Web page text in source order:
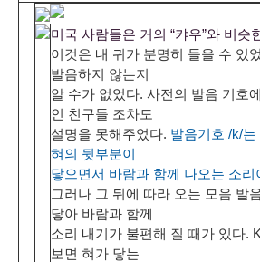
미국 사람들은 거의 “캬우”와 비슷
이것은 내 귀가 분명히 들을 수 있
발음하지 않는지
알 수가 없었다. 사전의 발음 기호
인 친구들 조차도
설명을 못해주었다. 발음기호 /k/
혀의 뒷부분이
닿으면서 바람과 함께 나오는 소리
그러나 그 뒤에 따라 오는 모음 발
닿아 바람과 함께
소리 내기가 불편해 질 때가 있다.
보면 혀가 닿는